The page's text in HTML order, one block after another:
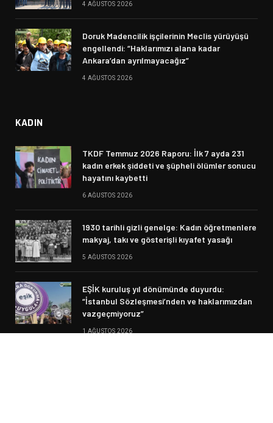
4 AĞUSTOS 2026
Doruk Madencilik işçilerinin Meclis yürüyüşü
engellendi: “Haklarımızı alana kadar
Ankara’dan ayrılmayacağız”
4 AĞUSTOS 2026
KADIN
TKDF Temmuz 2026 Raporu: İlk 7 ayda 231
kadın erkek şiddeti ve şüpheli ölümler sonucu
hayatını kaybetti
6 AĞUSTOS 2026
1930 tarihli gizli genelge: Kadın öğretmenlere
makyaj, takı ve gösterişli kıyafet yasağı
5 AĞUSTOS 2026
EŞİK kuruluş yıl dönümünde duyurdu:
“İstanbul Sözleşmesi’nden ve haklarımızdan
vazgeçmiyoruz”
1 AĞUSTOS 2026